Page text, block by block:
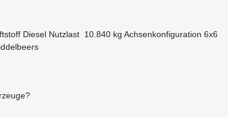
Diesel Nutzlast 10.840 kg Achsenkonfiguration 6x6